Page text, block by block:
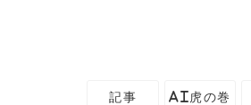
記事 AI虎の巻